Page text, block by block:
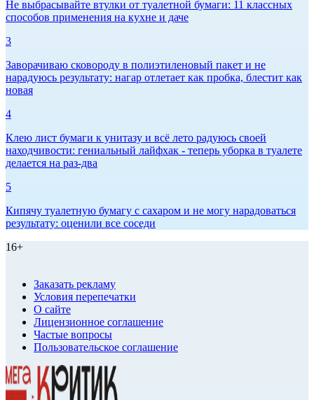
Не выбрасывайте втулки от туалетной бумаги: 11 классных
способов применения на кухне и даче
3
Заворачиваю сковороду в полиэтиленовый пакет и не
нарадуюсь результату: нагар отлетает как пробка, блестит как
новая
4
Клею лист бумаги к унитазу и всё лето радуюсь своей
находчивости: гениальный лайфхак - теперь уборка в туалете
делается на раз-два
5
Кипячу туалетную бумагу с сахаром и не могу нарадоваться
результату: оценили все соседи
16+
Заказать рекламу
Условия перепечатки
О сайте
Лицензионное соглашение
Частые вопросы
Пользовательское соглашение